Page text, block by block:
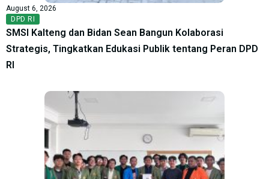
August 6, 2026
DPD RI
SMSI Kalteng dan Bidan Sean Bangun Kolaborasi
Strategis, Tingkatkan Edukasi Publik tentang Peran DPD
RI